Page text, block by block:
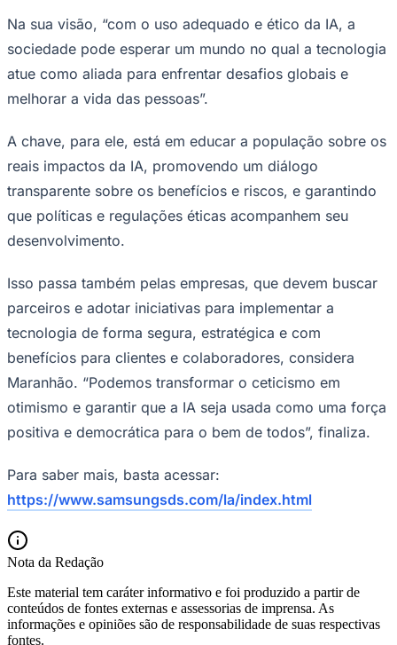
Santos
Na sua visão, “com o uso adequado e ético da IA, a
sociedade pode esperar um mundo no qual a tecnologia
atue como aliada para enfrentar desafios globais e
melhorar a vida das pessoas”.
A chave, para ele, está em educar a população sobre os
reais impactos da IA, promovendo um diálogo
transparente sobre os benefícios e riscos, e garantindo
que políticas e regulações éticas acompanhem seu
desenvolvimento.
Isso passa também pelas empresas, que devem buscar
parceiros e adotar iniciativas para implementar a
tecnologia de forma segura, estratégica e com
benefícios para clientes e colaboradores, considera
Maranhão. “Podemos transformar o ceticismo em
otimismo e garantir que a IA seja usada como uma força
positiva e democrática para o bem de todos”, finaliza.
Para saber mais, basta acessar:
https://www.samsungsds.com/la/index.html
Nota da Redação
Este material tem caráter informativo e foi produzido a partir de
conteúdos de fontes externas e assessorias de imprensa. As
informações e opiniões são de responsabilidade de suas respectivas
fontes.